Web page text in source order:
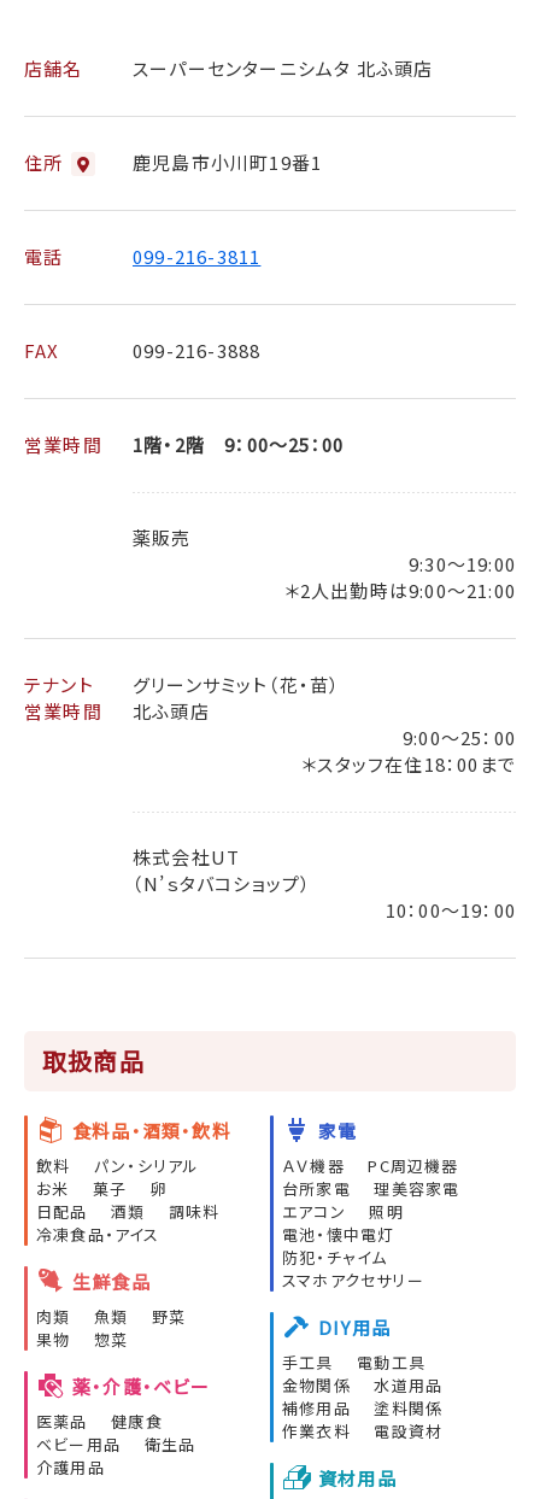
店舗名 スーパーセンターニシムタ 北ふ頭店
住所 鹿児島市小川町19番1
電話 099-216-3811
FAX 099-216-3888
営業時間 1階・2階 9：00～25：00
薬販売
9:30～19:00
＊2人出勤時は9:00～21:00
テナント
営業時間
グリーンサミット（花・苗）
北ふ頭店
9:00〜25：00
＊スタッフ在住18：00まで
株式会社UT
（N’ｓタバコショップ）
10：00～19：00
取扱商品
食料品・酒類・飲料
飲料
パン・シリアル
お米
菓子
卵
日配品
酒類
調味料
冷凍食品・アイス
生鮮食品
肉類 魚類
野菜
果物
惣菜
薬・介護・ベビー
医薬品
健康食
ベビー用品
衛生品
介護用品
家電
ＡＶ機器
PC周辺機器
台所家電
理美容家電
エアコン
照明
電池・懐中電灯
防犯・チャイム
スマホアクセサリー
DIY用品
手工具
電動工具
金物関係
水道用品
補修用品
塗料関係
作業衣料
電設資材
資材用品